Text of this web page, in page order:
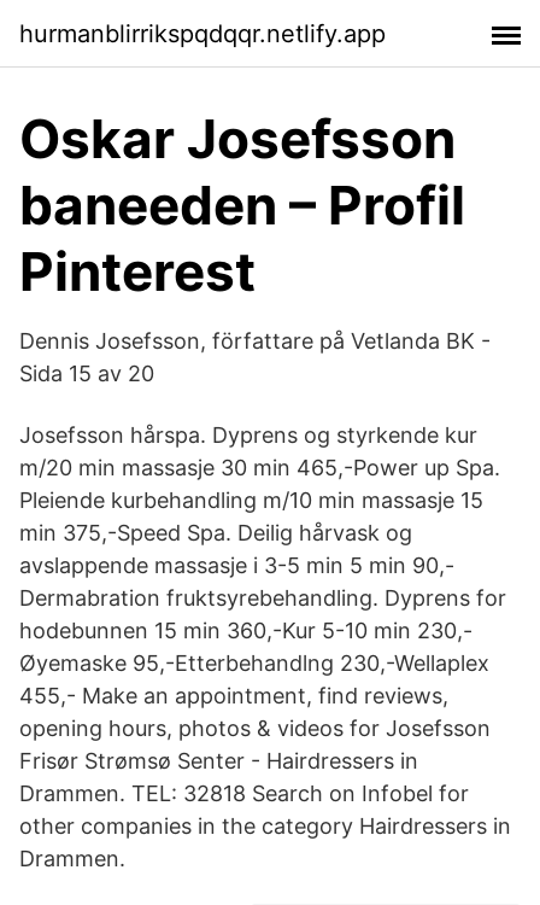
hurmanblirrikspqdqqr.netlify.app
Oskar Josefsson
baneeden – Profil
Pinterest
Dennis Josefsson, författare på Vetlanda BK -
Sida 15 av 20
Josefsson hårspa. Dyprens og styrkende kur
m/20 min massasje 30 min 465,-Power up Spa.
Pleiende kurbehandling m/10 min massasje 15
min 375,-Speed Spa. Deilig hårvask og
avslappende massasje i 3-5 min 5 min 90,-
Dermabration fruktsyrebehandling. Dyprens for
hodebunnen 15 min 360,-Kur 5-10 min 230,-
Øyemaske 95,-Etterbehandlng 230,-Wellaplex
455,- Make an appointment, find reviews,
opening hours, photos & videos for Josefsson
Frisør Strømsø Senter - Hairdressers in
Drammen. TEL: 32818 Search on Infobel for
other companies in the category Hairdressers in
Drammen.